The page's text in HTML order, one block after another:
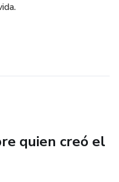
quien creó el